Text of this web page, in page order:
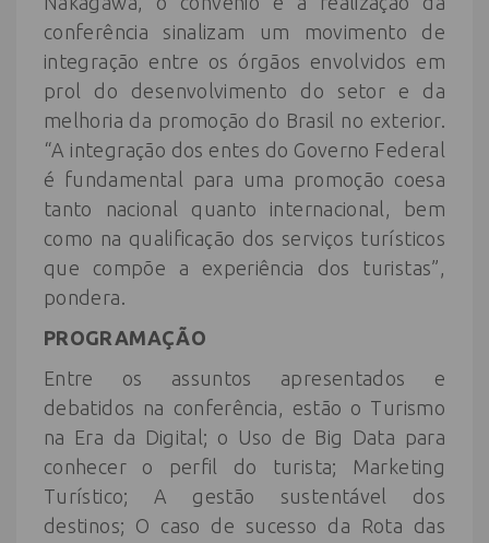
conferência sinalizam um movimento de
integração entre os órgãos envolvidos em
prol do desenvolvimento do setor e da
melhoria da promoção do Brasil no exterior.
“A integração dos entes do Governo Federal
é fundamental para uma promoção coesa
tanto nacional quanto internacional, bem
como na qualificação dos serviços turísticos
que compõe a experiência dos turistas”,
pondera.
PROGRAMAÇÃO
Entre os assuntos apresentados e
debatidos na conferência, estão o Turismo
na Era da Digital; o Uso de Big Data para
conhecer o perfil do turista; Marketing
Turístico; A gestão sustentável dos
destinos; O caso de sucesso da Rota das